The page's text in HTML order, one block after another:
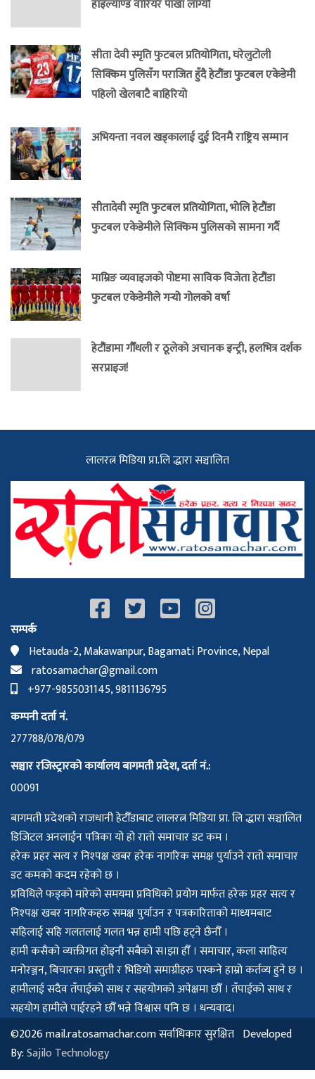
हाइल्याण्ड वारियर पाखा लाग्यो
सीता देवी स्मृति फुटबल प्रतियोगिता, घरेलुटोली
सिक्किम पुलिसँग पराजित हुँदै हेटौंडा फुटबल एकेडेमी
पहिलो खेलबाटै बाहिरियो
अभियन्ता नवल खड्कालाई दुई दिनमै राष्ट्रिय सम्मान
सीतादेवी स्मृति फुटबल प्रतियोगिता, भोलि हेटौंडा
फुटबल एकेडेमीले सिक्किम पुलिसको सामना गर्दै
माम्रिङ व्यवाइजको पोष्टमा साविक विजेता हेटौंडा
फुटबल एकेडेमीले गर्‍यो गोलको वर्षा
हेटौंडामा गौँथली र ठूलेको अचानक इन्ट्री, हलभित्र दर्शक
सरप्राइज!
लालरत्न मिडिया प्रा.लि द्धारा सञ्चालित
सम्पर्क
Hetauda-2, Makawanpur, Bagamati Province, Nepal
ratosamachar@gmail.com
+977-9855031145, 9811136795
कम्पनी दर्ता नं.
277788/078/079
सञ्चार रजिस्ट्रारको कार्यालय बागमती प्रदेश, दर्ता नं.:
00091
बागमती प्रदेशको राजधानी हेटौँडाबाट लालरत्न मिडिया प्रा. लि द्धारा सञ्चालित
डिजिटल अनलाईन पत्रिका यो हो रातो समाचार डट कम ।
हरेक प्रहर सत्य र निश्पक्ष खबर हरेक नागरिक समक्ष पुर्याउने रातो समाचार
डट कमको कदम रहेको छ ।
प्रविधिले फड्को मारेको समयमा प्रविधिको प्रयोग मार्फत हरेक प्रहर सत्य र
निश्पक्ष खबर नागरिकहरु समक्ष पुर्याउन र पत्रकारिताको माध्यमबाट
सहिलाई सहि गलतलाई गलत भन्न हामी पछि हट्ने छैनौँ ।
हामी कसैको व्यक्तीगत होइनौ सबैको स।झा हौँ । समाचार, कला साहित्य
मनोरञ्जन, बिचारका प्रस्तुती र भिडियो समाग्रीहरु पस्कने हाम्रो कर्तव्य हुने छ ।
हामीलाई सदैव तँपाईको साथ र सहयोगको अपेक्षमा छौँ । तँपाईको साथ र
सहयोग हामीले पाईरहने छौँ भन्ने विश्वास पनि छ । धन्यवाद।
©2026 mail.ratosamachar.com सर्वाधिकार सुरक्षित Developed
By:Sajilo Technology